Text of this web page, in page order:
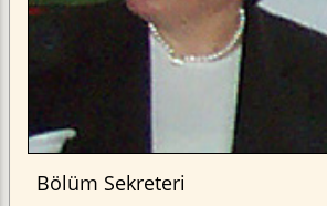
Bölüm Sekreteri